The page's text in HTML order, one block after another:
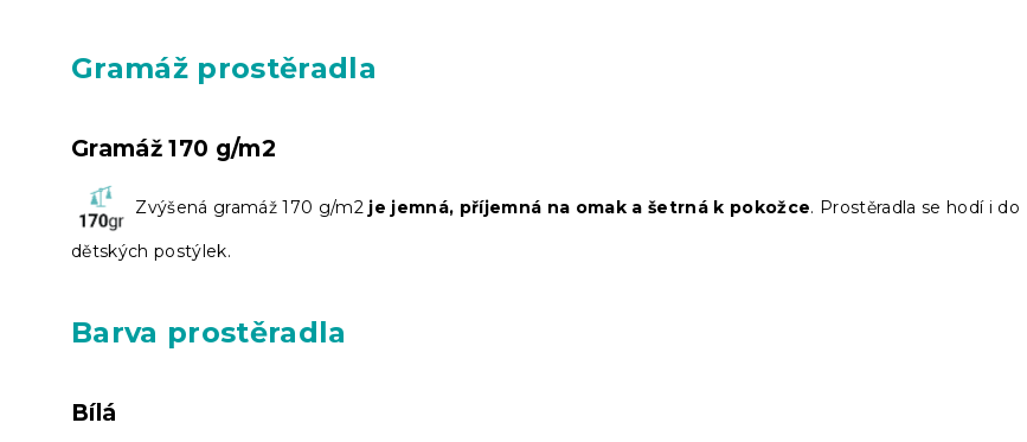
Gramáž prostěradla
Gramáž 170 g/m2
Zvýšená gramáž 170 g/m2 je jemná, příjemná na omak a šetrná k pokožce. Prostěradla se hodí i do
dětských postýlek.
Barva prostěradla
Bílá